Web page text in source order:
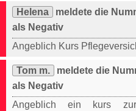
Helena
meldete die
als Negativ
Angeblich Kurs
Tom m.
meldete die
als Negativ
Angeblich ein kurs zur